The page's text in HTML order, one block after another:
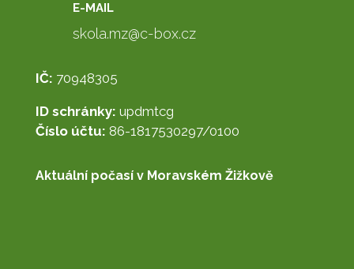
E-MAIL
skola.mz@c-box.cz
IČ: 70948305
ID schránky: updmtcg
Číslo účtu: 86-1817530297/0100
Aktuální počasí v Moravském Žižkově